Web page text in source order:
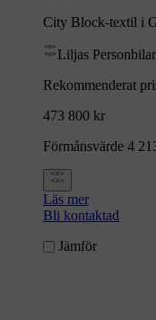
City Block-textil i
Liljas
Rekommenderat
473 800 kr
Förmånsvärde 4
Läs mer
Bli kontaktad
Jämför